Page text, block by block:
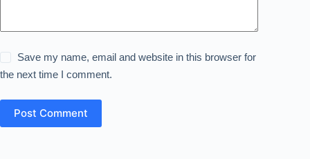
Save my name, email and website in this browser for
the next time I comment.
Post Comment